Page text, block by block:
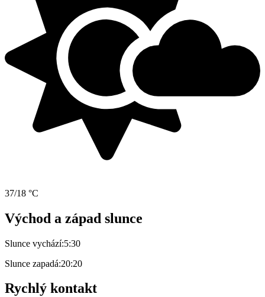
37/18 °C
Východ a západ slunce
Slunce vychází:5:30
Slunce zapadá:20:20
Rychlý kontakt